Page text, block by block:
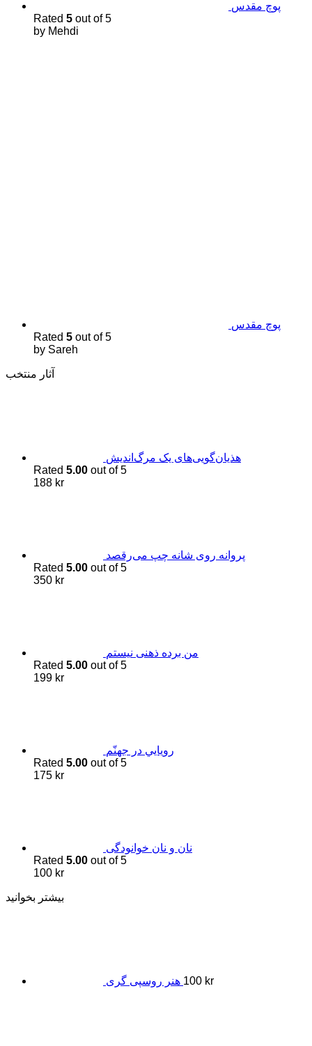
پوچ مقدس
Rated 5 out of 5
by Mehdi
پوچ مقدس
Rated 5 out of 5
by Sareh
آثار منتخب
هذیان‌گویی‌های یک مرگ‌اندیش
Rated 5.00 out of 5
188 kr
پروانه روی شانه چپ می‌رقصد
Rated 5.00 out of 5
350 kr
من برده ذهنی نیستم
Rated 5.00 out of 5
199 kr
رويايي در جهنّم
Rated 5.00 out of 5
175 kr
نان و نان خوانودگی
Rated 5.00 out of 5
100 kr
بیشتر بخوانید
هنر روسپی گری 100 kr